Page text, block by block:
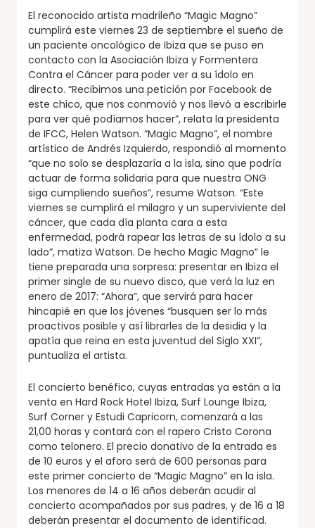
El reconocido artista madrileño “Magic Magno”
cumplirá este viernes 23 de septiembre el sueño de
un paciente oncológico de Ibiza que se puso en
contacto con la Asociación Ibiza y Formentera
Contra el Cáncer para poder ver a su ídolo en
directo. “Recibimos una petición por Facebook de
este chico, que nos conmovió y nos llevó a escribirle
para ver qué podíamos hacer”, relata la presidenta
de IFCC, Helen Watson. “Magic Magno”, el nombre
artístico de Andrés Izquierdo, respondió al momento
“que no solo se desplazaría a la isla, sino que podría
actuar de forma solidaria para que nuestra ONG
siga cumpliendo sueños”, resume Watson. “Este
viernes se cumplirá el milagro y un superviviente del
cáncer, que cada día planta cara a esta
enfermedad, podrá rapear las letras de su ídolo a su
lado”, matiza Watson. De hecho Magic Magno” le
tiene preparada una sorpresa: presentar en Ibiza el
primer single de su nuevo disco, que verá la luz en
enero de 2017: “Ahora”, que servirá para hacer
hincapié en que los jóvenes “busquen ser lo más
proactivos posible y así librarles de la desidia y la
apatía que reina en esta juventud del Siglo XXI”,
puntualiza el artista.
El concierto benéfico, cuyas entradas ya están a la
venta en Hard Rock Hotel Ibiza, Surf Lounge Ibiza,
Surf Corner y Estudi Capricorn, comenzará a las
21,00 horas y contará con el rapero Cristo Corona
como telonero. El precio donativo de la entrada es
de 10 euros y el aforo será de 600 personas para
este primer concierto de “Magic Magno” en la isla.
Los menores de 14 a 16 años deberán acudir al
concierto acompañados por sus padres, y de 16 a 18
deberán presentar el documento de identificad.